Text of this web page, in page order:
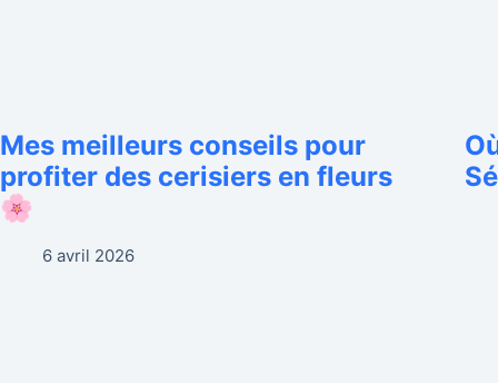
Mes meilleurs conseils pour
profiter des cerisiers en fleurs
🌸
6 avril 2026